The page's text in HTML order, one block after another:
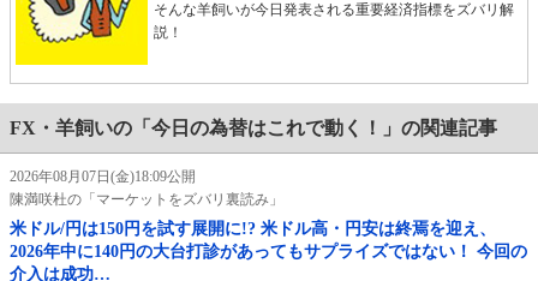
そんな羊飼いが今日発表される重要経済指標をズバリ解
説！
FX・羊飼いの「今日の為替はこれで動く！」の関連記事
2026年08月07日(金)18:09公開
陳満咲杜の「マーケットをズバリ裏読み」
米ドル/円は150円を試す展開に!? 米ドル高・円安は終焉を迎え、
2026年中に140円の大台打診があってもサプライズではない！ 今回の
介入は成功…